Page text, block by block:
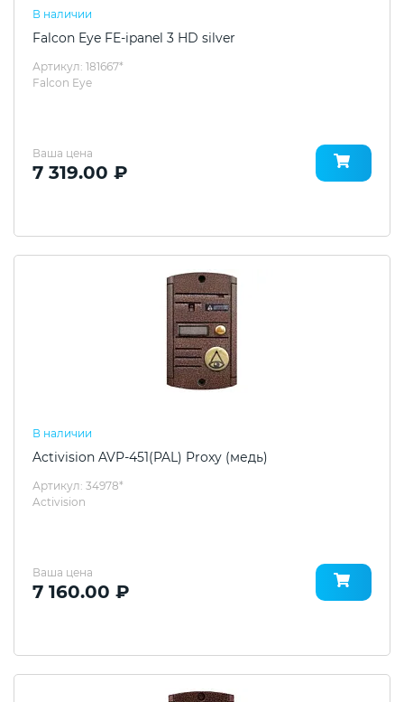
В наличии
Falcon Eye FE-ipanel 3 HD silver
Артикул: 181667*
Falcon Eye
Ваша цена
7 319.00 ₽
В наличии
Activision AVP-451(PAL) Proxy (медь)
Артикул: 34978*
Activision
Ваша цена
7 160.00 ₽